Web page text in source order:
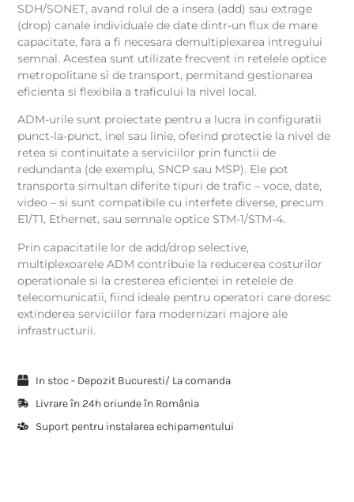
SDH/SONET, avand rolul de a insera (add) sau extrage
(drop) canale individuale de date dintr-un flux de mare
capacitate, fara a fi necesara demultiplexarea intregului
semnal. Acestea sunt utilizate frecvent in retelele optice
metropolitane si de transport, permitand gestionarea
eficienta si flexibila a traficului la nivel local.
ADM-urile sunt proiectate pentru a lucra in configuratii
punct-la-punct, inel sau linie, oferind protectie la nivel de
retea si continuitate a serviciilor prin functii de
redundanta (de exemplu, SNCP sau MSP). Ele pot
transporta simultan diferite tipuri de trafic – voce, date,
video – si sunt compatibile cu interfete diverse, precum
E1/T1, Ethernet, sau semnale optice STM-1/STM-4.
Prin capacitatile lor de add/drop selective,
multiplexoarele ADM contribuie la reducerea costurilor
operationale si la cresterea eficientei in retelele de
telecomunicatii, fiind ideale pentru operatori care doresc
extinderea serviciilor fara modernizari majore ale
infrastructurii.
In stoc - Depozit Bucuresti/ La comanda
Livrare în 24h oriunde în România
Suport pentru instalarea echipamentului